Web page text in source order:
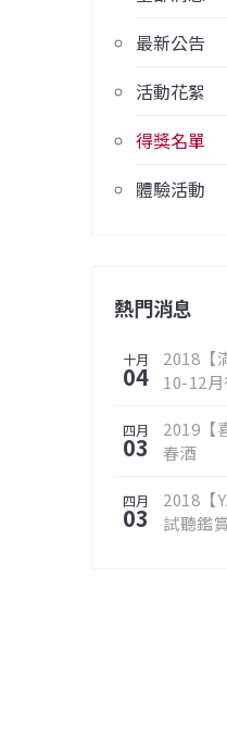
最新公告
活動花絮
得獎名單
體驗活動
熱門消息
十月
04
2018【
10-12
四月
03
2019【
春酒
四月
03
2018【
試聽鑑